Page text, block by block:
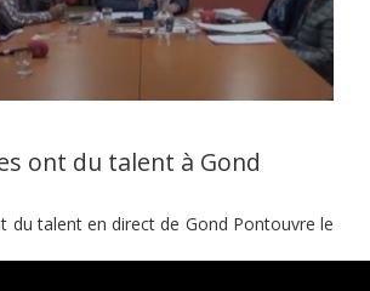
ont du talent à Gond
du talent en direct de Gond Pontouvre le